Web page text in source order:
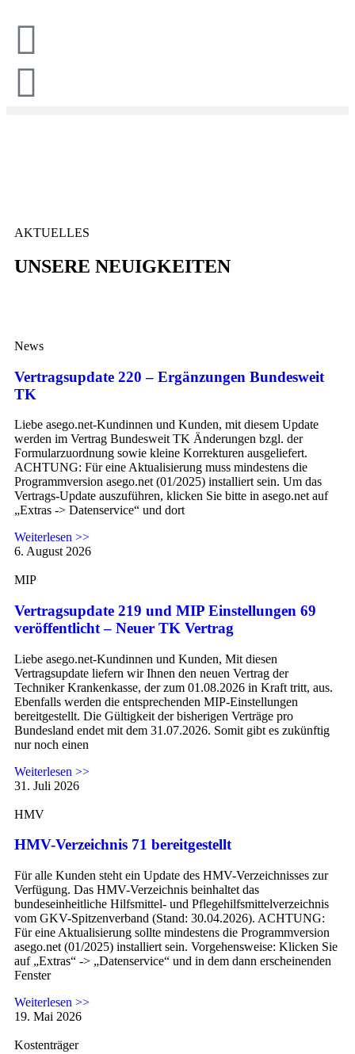
AKTUELLES
UNSERE NEUIGKEITEN
News
Vertragsupdate 220 – Ergänzungen Bundesweit
TK
Liebe asego.net-Kundinnen und Kunden, mit diesem Update
werden im Vertrag Bundesweit TK Änderungen bzgl. der
Formularzuordnung sowie kleine Korrekturen ausgeliefert.
ACHTUNG: Für eine Aktualisierung muss mindestens die
Programmversion asego.net (01/2025) installiert sein. Um das
Vertrags-Update auszuführen, klicken Sie bitte in asego.net auf
„Extras -> Datenservice“ und dort
Weiterlesen >>
6. August 2026
MIP
Vertragsupdate 219 und MIP Einstellungen 69
veröffentlicht – Neuer TK Vertrag
Liebe asego.net-Kundinnen und Kunden, Mit diesen
Vertragsupdate liefern wir Ihnen den neuen Vertrag der
Techniker Krankenkasse, der zum 01.08.2026 in Kraft tritt, aus.
Ebenfalls werden die entsprechenden MIP-Einstellungen
bereitgestellt. Die Gültigkeit der bisherigen Verträge pro
Bundesland endet mit dem 31.07.2026. Somit gibt es zukünftig
nur noch einen
Weiterlesen >>
31. Juli 2026
HMV
HMV-Verzeichnis 71 bereitgestellt
Für alle Kunden steht ein Update des HMV-Verzeichnisses zur
Verfügung. Das HMV-Verzeichnis beinhaltet das
bundeseinheitliche Hilfsmittel- und Pflegehilfsmittelverzeichnis
vom GKV-Spitzenverband (Stand: 30.04.2026). ACHTUNG:
Für eine Aktualisierung sollte mindestens die Programmversion
asego.net (01/2025) installiert sein. Vorgehensweise: Klicken Sie
auf „Extras“ -> „Datenservice“ und in dem dann erscheinenden
Fenster
Weiterlesen >>
19. Mai 2026
Kostenträger